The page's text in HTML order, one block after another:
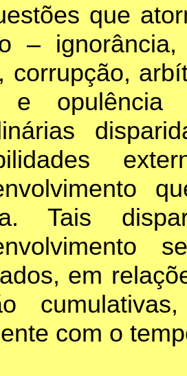
que
–
corrupção,
e opulência
Tais
em
com o